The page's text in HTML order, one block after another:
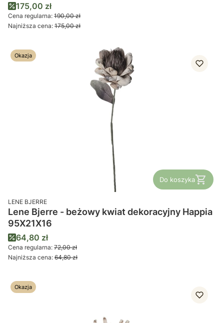
Cena promocyjna
175,00 zł
Cena regularna: 190,00 zł
Najniższa cena: 175,00 zł
Okazja
Do koszyka
PRODUCENT
LENE BJERRE
Lene Bjerre - beżowy kwiat dekoracyjny Happia
95X21X16
Cena promocyjna
64,80 zł
Cena regularna: 72,00 zł
Najniższa cena: 64,80 zł
Okazja